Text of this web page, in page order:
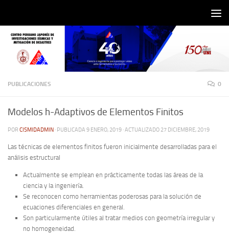
PUBLICACIONES 0
Modelos h-Adaptivos de Elementos Finitos
POR CISMIDADMIN · PUBLICADA 9 ENERO, 2019 · ACTUALIZADO 27 DICIEMBRE, 2019
Las técnicas de elementos finitos fueron inicialmente desarrolladas para el
análisis estructural
Actualmente se emplean en prácticamente todas las áreas de la
ciencia y la ingeniería.
Se reconocen como herramientas poderosas para la solución de
ecuaciones diferenciales en general.
Son particularmente útiles al tratar medios con geometría irregular y
no homogeneidad.